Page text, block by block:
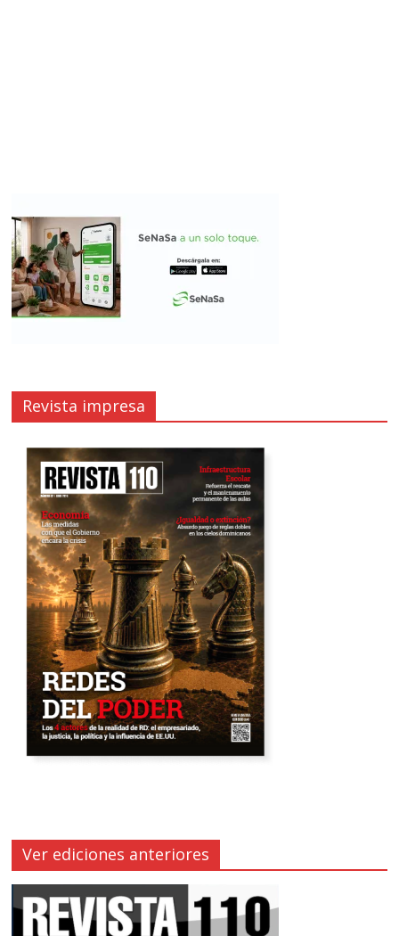
Revista impresa
Ver ediciones anteriores